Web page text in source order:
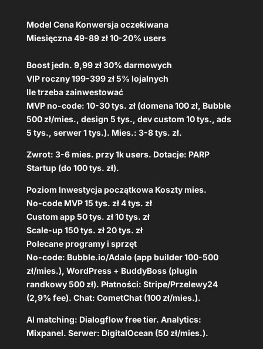
Model Cena Konwersja oczekiwana
Miesięczna 49-89 zł 10-20% users
Boost jedn. 9,99 zł 30% darmowych
VIP roczny 199-399 zł 5% lojalnych
Ile trzeba zainwestować
MVP no-code: 10-30 tys. zł (domena 100 zł, Bubble
500 zł/mies., design 5 tys., dev custom 10 tys., ads
5 tys., serwer 1 tys.). Mies.: 3-8 tys. zł.
Zwrot: 3-6 mies. przy 1k users. Dotacje: PARP
Startup (do 100 tys. zł).
Poziom Inwestycja początkowa Koszty mies.
No-code MVP 15 tys. zł 4 tys. zł
Custom app 50 tys. zł 10 tys. zł
Scale-up 150 tys. zł 20 tys. zł
Polecane programy i sprzęt
No-code: Bubble.io/Adalo (app builder 100-500
zł/mies.), WordPress + BuddyBoss (plugin
randkowy 500 zł). Płatności: Stripe/Przelewy24
(2,9% fee). Chat: CometChat (100 zł/mies.).
AI matching: Dialogflow free tier. Analytics:
Mixpanel. Serwer: DigitalOcean (50 zł/mies.).